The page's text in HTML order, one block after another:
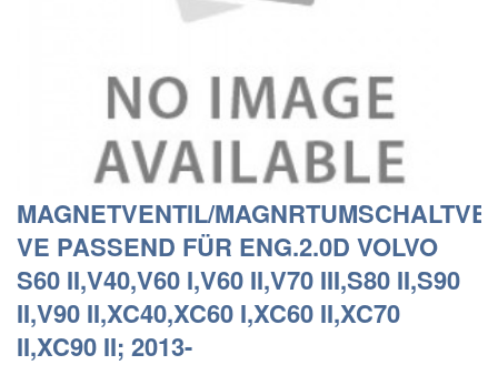
MAGNETVENTIL/
VE PASSEND FÜR ENG.2.0D VOLVO
S60 II,V40,V60 I,V60 II,V70 III,S80 II,S90
II,V90 II,XC40,XC60 I,XC60 II,XC70
II,XC90 II; 2013-